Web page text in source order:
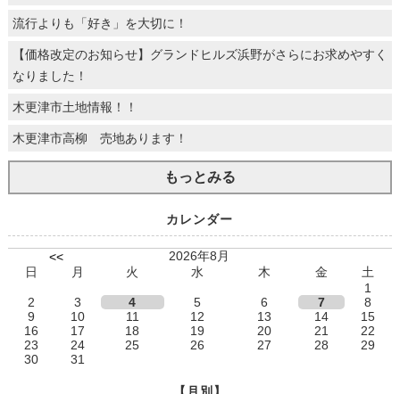
流行よりも「好き」を大切に！
【価格改定のお知らせ】グランドヒルズ浜野がさらにお求めやすく
なりました！
木更津市土地情報！！
木更津市高柳 売地あります！
もっとみる
カレンダー
<<
2026年8月
日
月 火 水 木 金
土
1
2
3 4 5 6 7
8
9
10 11 12 13 14
15
16
17 18 19 20 21
22
23
24 25 26 27 28
29
30
31